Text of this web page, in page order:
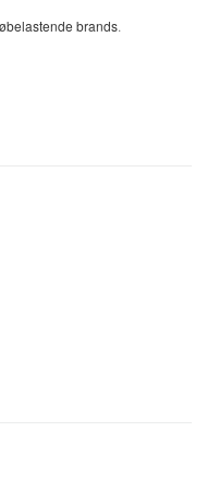
brands.